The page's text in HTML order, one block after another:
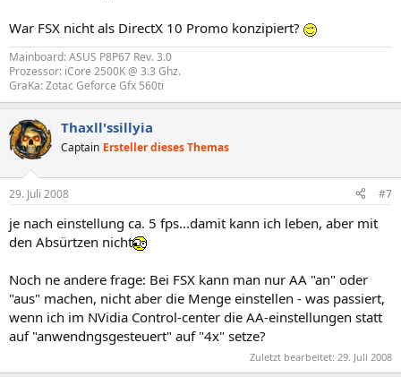
War FSX nicht als DirectX 10 Promo konzipiert?
Mainboard: ASUS P8P67 Rev. 3.0
Prozessor: iCore 2500K @ 3.3 Ghz.
GraKa: Zotac Geforce Gfx 560ti
Thaxll'ssillyia
Captain Ersteller dieses Themas
29. Juli 2008 #7
je nach einstellung ca. 5 fps...damit kann ich leben, aber mit
den Absürtzen nicht
Noch ne andere frage: Bei FSX kann man nur AA "an" oder
"aus" machen, nicht aber die Menge einstellen - was passiert,
wenn ich im NVidia Control-center die AA-einstellungen statt
auf "anwendngsgesteuert" auf "4x" setze?
Zuletzt bearbeitet: 29. Juli 2008